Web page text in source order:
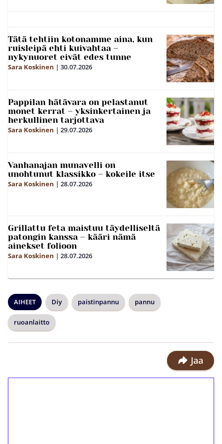
Tätä tehtiin kotonamme aina, kun
ruisleipä ehti kuivahtaa –
nykynuoret eivät edes tunne
Sara Koskinen | 30.07.2026
Pappilan hätävara on pelastanut
monet kerrat – yksinkertainen ja
herkullinen tarjottava
Sara Koskinen | 29.07.2026
Vanhanajan munavelli on
unohtunut klassikko – kokeile itse
Sara Koskinen | 28.07.2026
Grillattu feta maistuu täydelliseltä
patongin kanssa – kääri nämä
ainekset folioon
Sara Koskinen | 28.07.2026
AIHEET Diy paistinpannu pannu
ruoanlaitto
Jaa